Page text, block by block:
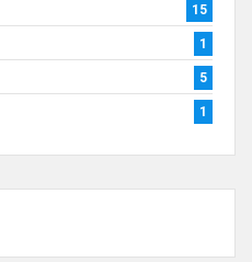
15
1
5
1